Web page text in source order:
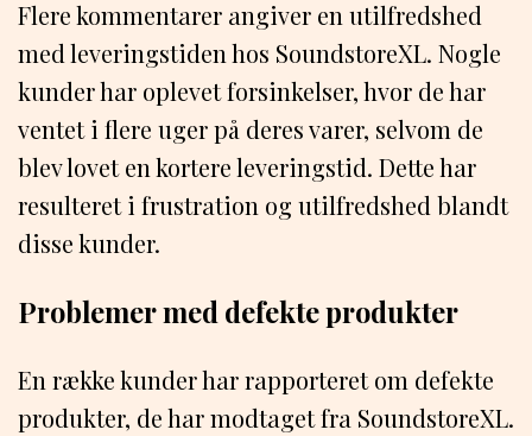
Flere kommentarer angiver en utilfredshed
med leveringstiden hos SoundstoreXL. Nogle
kunder har oplevet forsinkelser, hvor de har
ventet i flere uger på deres varer, selvom de
blev lovet en kortere leveringstid. Dette har
resulteret i frustration og utilfredshed blandt
disse kunder.
Problemer med defekte produkter
En række kunder har rapporteret om defekte
produkter, de har modtaget fra SoundstoreXL.